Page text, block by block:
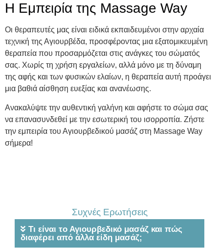
Η Εμπειρία της Massage Way
Οι θεραπευτές μας είναι ειδικά εκπαιδευμένοι στην αρχαία
τεχνική της Αγιουρβέδα, προσφέροντας μια εξατομικευμένη
θεραπεία που προσαρμόζεται στις ανάγκες του σώματός
σας. Χωρίς τη χρήση εργαλείων, αλλά μόνο με τη δύναμη
της αφής και των φυσικών ελαίων, η θεραπεία αυτή προάγει
μια βαθιά αίσθηση ευεξίας και ανανέωσης.
Ανακαλύψτε την αυθεντική γαλήνη και αφήστε το σώμα σας
να επανασυνδεθεί με την εσωτερική του ισορροπία. Ζήστε
την εμπειρία του Αγιουρβεδικού μασάζ στη Massage Way
σήμερα!
Συχνές Ερωτήσεις
Τι είναι το Αγιουρβεδικό μασάζ και πώς
διαφέρει από άλλα είδη μασάζ;